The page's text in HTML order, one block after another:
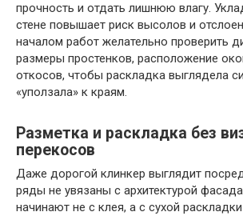
прочность и отдать лишнюю влагу.
стене повышает риск высолов и
началом работ желательно проверить
размеры простенков, расположение
откосов, чтобы раскладка выглядела
«уползала» к краям.
Разметка и раскладка без
перекосов
Даже дорогой клинкер выглядит
ряды не увязаны с архитектурой
начинают не с клея, а с сухой